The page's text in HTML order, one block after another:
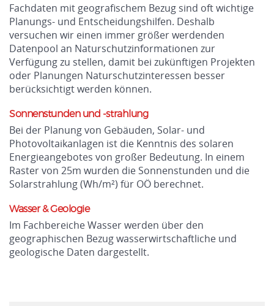
Fachdaten mit geografischem Bezug sind oft wichtige
Planungs- und Entscheidungshilfen. Deshalb
versuchen wir einen immer größer werdenden
Datenpool an Naturschutzinformationen zur
Verfügung zu stellen, damit bei zukünftigen Projekten
oder Planungen Naturschutzinteressen besser
berücksichtigt werden können.
Sonnenstunden und -strahlung
Bei der Planung von Gebäuden, Solar- und
Photovoltaikanlagen ist die Kenntnis des solaren
Energieangebotes von großer Bedeutung. In einem
Raster von 25m wurden die Sonnenstunden und die
Solarstrahlung (Wh/m²) für OÖ berechnet.
Wasser & Geologie
Im Fachbereiche Wasser werden über den
geographischen Bezug wasserwirtschaftliche und
geologische Daten dargestellt.